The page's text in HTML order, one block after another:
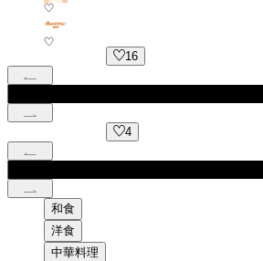
16
4
和食
洋食
中華料理